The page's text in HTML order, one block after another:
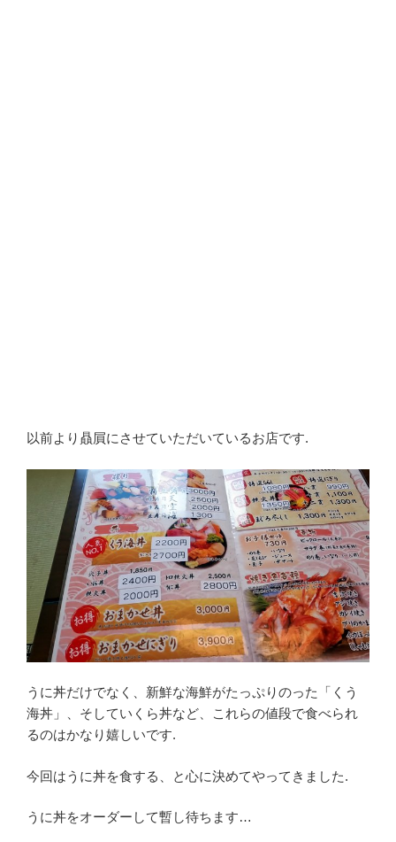
以前より贔屓にさせていただいているお店です.
うに丼だけでなく、新鮮な海鮮がたっぷりのった「くう
海丼」、そしていくら丼など、これらの値段で食べられ
るのはかなり嬉しいです.
今回はうに丼を食する、と心に決めてやってきました.
うに丼をオーダーして暫し待ちます…